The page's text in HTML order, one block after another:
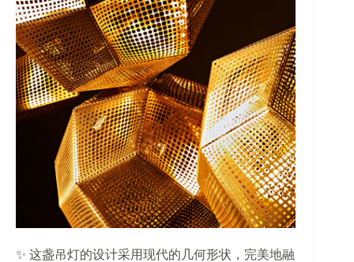
✨ 这盏吊灯的设计采用现代的几何形状，完美地融